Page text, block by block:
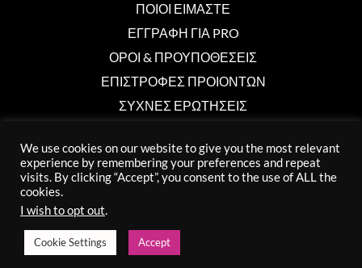
ΠΟΙΟΙ ΕΙΜΑΣΤΕ
ΕΓΓΡΑΦΗ ΓΙΑ PRO
ΟΡΟΙ & ΠΡΟΥΠΟΘΕΣΕΙΣ
ΕΠΙΣΤΡΟΦΕΣ ΠΡΟΙΟΝΤΩΝ
ΣΥΧΝΕΣ ΕΡΩΤΗΣΕΙΣ
Επικοινωνία
We use cookies on our website to give you the most relevant
experience by remembering your preferences and repeat
visits. By clicking “Accept”, you consent to the use of ALL the
cookies.
I wish to opt out.
Cookie Settings Accept